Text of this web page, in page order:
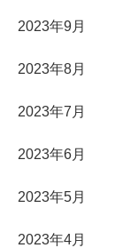
2023年9月
2023年8月
2023年7月
2023年6月
2023年5月
2023年4月